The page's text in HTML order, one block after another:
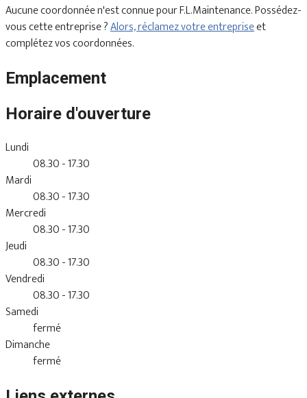
Aucune coordonnée n'est connue pour F.L.Maintenance. Possédez-
vous cette entreprise ?Alors, réclamez votre entrepriseet
complétez vos coordonnées.
Emplacement
Horaire d'ouverture
Lundi
08.30 - 17.30
Mardi
08.30 - 17.30
Mercredi
08.30 - 17.30
Jeudi
08.30 - 17.30
Vendredi
08.30 - 17.30
Samedi
fermé
Dimanche
fermé